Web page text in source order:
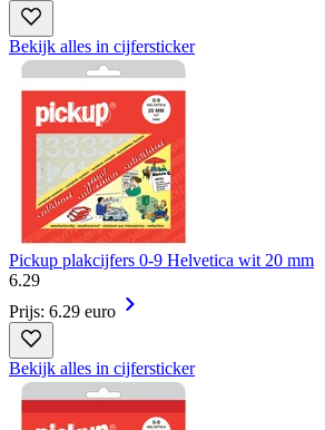
Bekijk alles in cijfersticker
Pickup plakcijfers 0-9 Helvetica wit 20 mm
6.29
Prijs: 6.29 euro
Bekijk alles in cijfersticker